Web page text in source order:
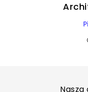
Nasza